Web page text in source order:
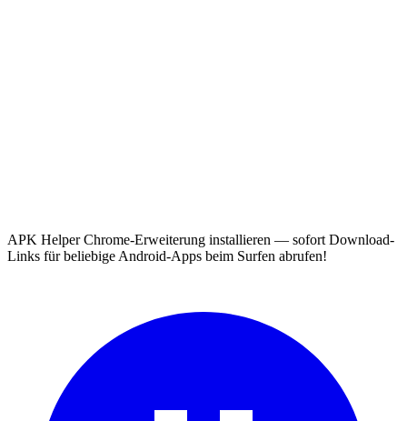
APK Helper Chrome-Erweiterung installieren — sofort Download-
Links für beliebige Android-Apps beim Surfen abrufen!